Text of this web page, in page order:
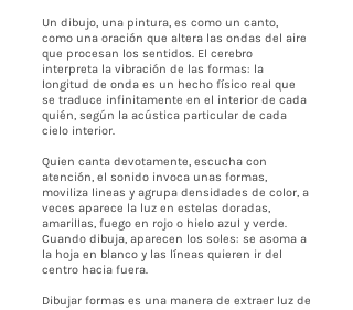
Un dibujo, una pintura, es como un canto,
como una oración que altera las ondas del aire
que procesan los sentidos. El cerebro
interpreta la vibración de las formas: la
longitud de onda es un hecho físico real que
se traduce infinitamente en el interior de cada
quién, según la acústica particular de cada
cielo interior.
Quien canta devotamente, escucha con
atención, el sonido invoca unas formas,
moviliza lineas y agrupa densidades de color, a
veces aparece la luz en estelas doradas,
amarillas, fuego en rojo o hielo azul y verde.
Cuando dibuja, aparecen los soles: se asoma a
la hoja en blanco y las líneas quieren ir del
centro hacia fuera.
Dibujar formas es una manera de extraer luz de